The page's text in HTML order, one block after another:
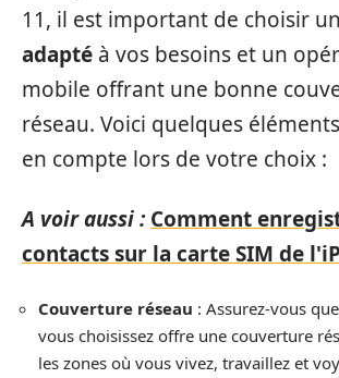
11, il est important de choisir un
adapté à vos besoins et un
mobile offrant une bonne
réseau. Voici quelques
en compte lors de votre choix :
A voir aussi : Comment
contacts sur la carte SIM de
Couverture réseau : Assurez-vous
vous choisissez offre une couverture
les zones où vous vivez, travaillez et